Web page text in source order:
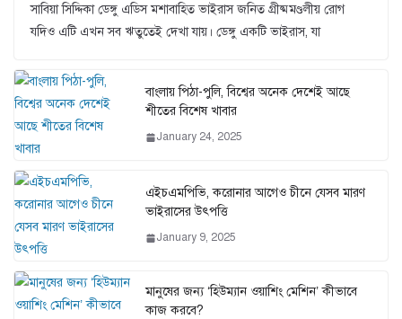
সাবিয়া সিদ্দিকা ডেঙ্গু এডিস মশাবাহিত ভাইরাস জনিত গ্রীষ্মমণ্ডলীয় রোগ
যদিও এটি এখন সব ঋতুতেই দেখা যায়। ডেঙ্গু একটি ভাইরাস, যা
বাংলায় পিঠা-পুলি, বিশ্বের অনেক দেশেই আছে
শীতের বিশেষ খাবার
January 24, 2025
এইচএমপিভি, করোনার আগেও চীনে যেসব মারণ
ভাইরাসের উৎপত্তি
January 9, 2025
মানুষের জন্য ‘হিউম্যান ওয়াশিং মেশিন’ কীভাবে
কাজ করবে?